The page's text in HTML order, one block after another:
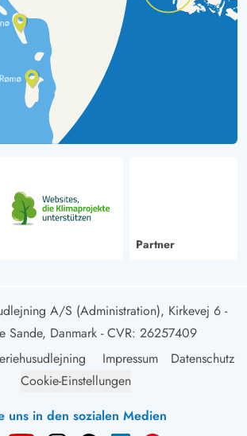
Partner
A/S (Administration), Kirkevej 6 -
Sande, Danmark - CVR: 26257409
Impressum
Datenschutz
Cookie-Einstellungen
uns in den sozialen Medien